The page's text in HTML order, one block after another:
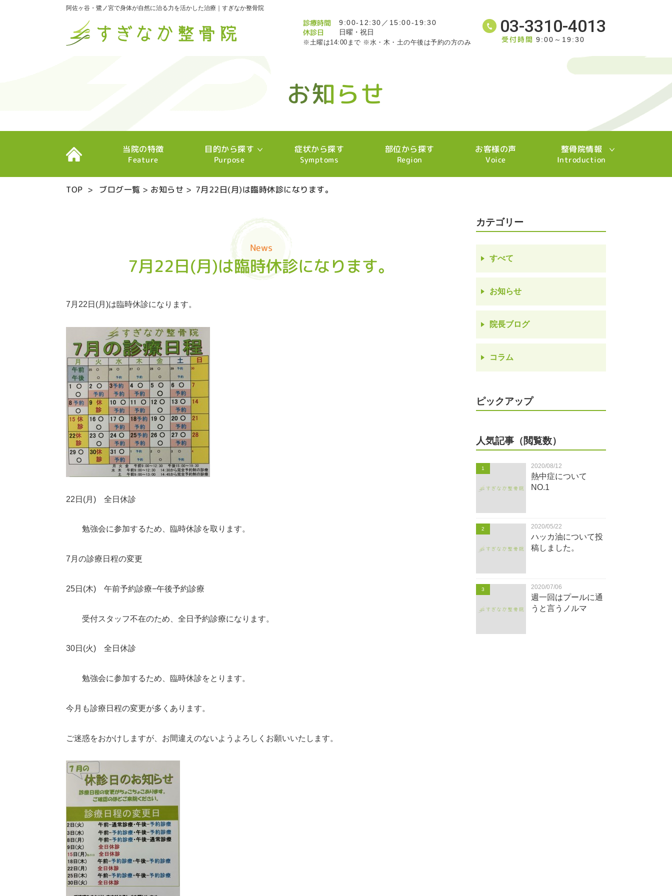
阿佐ヶ谷・鷺ノ宮で身体が自然に治る力を活かした治療｜すぎなか整骨院
診療時間 9:00-12:30／15:00-19:30
休診日 日曜・祝日
※土曜は14:00まで ※水・木・土の午後は予約の方のみ
03-3310-4013
受付時間 9:00～19:30
お知らせ
お知らせ
お知らせ
お知らせ
お知らせ
お知らせ
お知らせ
お知らせ
お知らせ
お知らせ
お知らせ
お知らせ
お知らせ
お知らせ
お知らせ
お知らせ
お知らせ
お知らせ
お知らせ
お知らせ
お知らせ
お知らせ
お知らせ
お知らせ
お知らせ
お知らせ
お知らせ
お知らせ
お知らせ
お知らせ
お知らせ
お知らせ
お知らせ
お知らせ
お知らせ
お知らせ
お知らせ
お知らせ
お知らせ
お知らせ
お知らせ
お知らせ
お知らせ
お知らせ
お知らせ
お知らせ
お知らせ
お知らせ
お知らせ
お知らせ
お知らせ
お知らせ
お知らせ
お知らせ
お知らせ
お知らせ
お知らせ
お知らせ
お知らせ
お知らせ
お知らせ
お知らせ
お知らせ
お知らせ
お知らせ
お知らせ
当院の特徴
Feature
目的から探す
Purpose
症状から探す
Symptoms
部位から探す
Region
お客様の声
Voice
整骨院情報
Introduction
TOP > ブログ一覧 > お知らせ > 7月22日(月)は臨時休診になります。
News
7月22日(月)は臨時休診になります。
7月22日(月)は臨時休診になります。
22日(月) 全日休診
勉強会に参加するため、臨時休診を取ります。
7月の診療日程の変更
25日(木) 午前予約診療−午後予約診療
受付スタッフ不在のため、全日予約診療になります。
30日(火) 全日休診
勉強会に参加するため、臨時休診をとります。
今月も診療日程の変更が多くあります。
ご迷惑をおかけしますが、お間違えのないようよろしくお願いいたします。
カテゴリー
すべて
お知らせ
院長ブログ
コラム
ピックアップ
人気記事（閲覧数）
1 2020/08/12
熱中症について
NO.1
2 2020/05/22
ハッカ油について投
稿しました。
3 2020/07/06
週一回はプールに通
うと言うノルマ